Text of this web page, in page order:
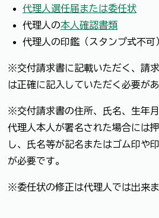
代理人選任届または委任状
代理人の本人確認書類
代理人の印鑑（スタンプ式不可
※交付請求書に記載いただく、請
は正確に記入していただく必要があ
※交付請求書の住所、氏名、生年
代理人本人が署名された場合には
し、氏名等が記名またはゴム印や
が必要です。
※委任状の修正は代理人では出来ま